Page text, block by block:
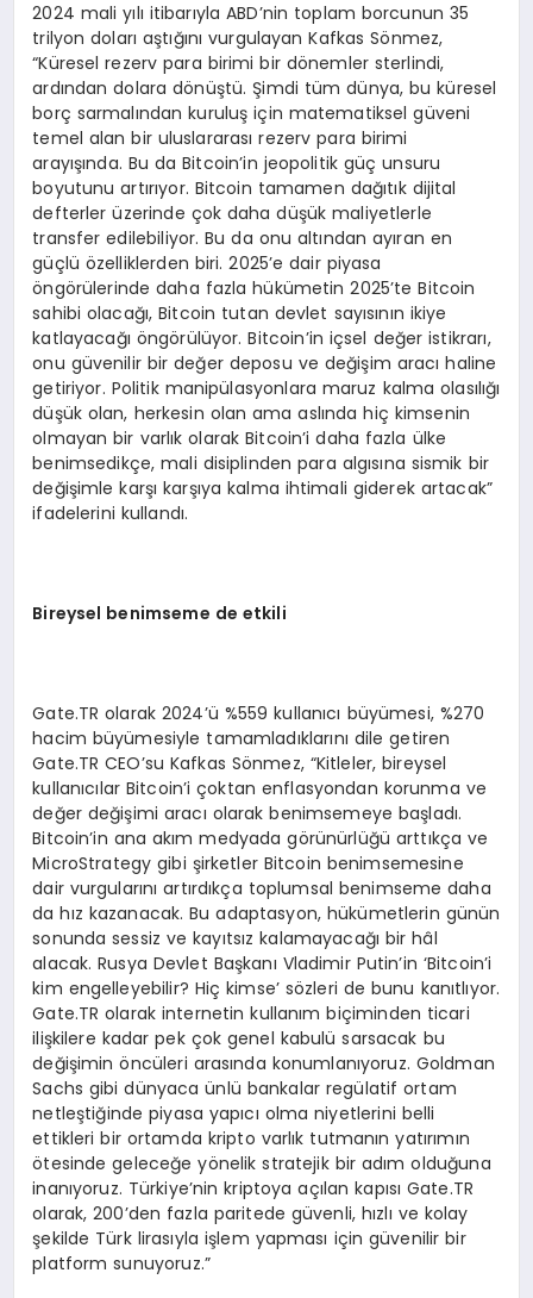
2024 mali yılı itibarıyla ABD’nin toplam borcunun 35
trilyon doları aştığını vurgulayan Kafkas Sönmez,
“Küresel rezerv para birimi bir dönemler sterlindi,
ardından dolara dönüştü. Şimdi tüm dünya, bu küresel
borç sarmalından kuruluş için matematiksel güveni
temel alan bir uluslararası rezerv para birimi
arayışında. Bu da Bitcoin’in jeopolitik güç unsuru
boyutunu artırıyor. Bitcoin tamamen dağıtık dijital
defterler üzerinde çok daha düşük maliyetlerle
transfer edilebiliyor. Bu da onu altından ayıran en
güçlü özelliklerden biri. 2025’e dair piyasa
öngörülerinde daha fazla hükümetin 2025’te Bitcoin
sahibi olacağı, Bitcoin tutan devlet sayısının ikiye
katlayacağı öngörülüyor. Bitcoin’in içsel değer istikrarı,
onu güvenilir bir değer deposu ve değişim aracı haline
getiriyor. Politik manipülasyonlara maruz kalma olasılığı
düşük olan, herkesin olan ama aslında hiç kimsenin
olmayan bir varlık olarak Bitcoin’i daha fazla ülke
benimsedikçe, mali disiplinden para algısına sismik bir
değişimle karşı karşıya kalma ihtimali giderek artacak”
ifadelerini kullandı.
Bireysel benimseme de etkili
Gate.TR olarak 2024’ü %559 kullanıcı büyümesi, %270
hacim büyümesiyle tamamladıklarını dile getiren
Gate.TR CEO’su Kafkas Sönmez, “Kitleler, bireysel
kullanıcılar Bitcoin’i çoktan enflasyondan korunma ve
değer değişimi aracı olarak benimsemeye başladı.
Bitcoin’in ana akım medyada görünürlüğü arttıkça ve
MicroStrategy gibi şirketler Bitcoin benimsemesine
dair vurgularını artırdıkça toplumsal benimseme daha
da hız kazanacak. Bu adaptasyon, hükümetlerin günün
sonunda sessiz ve kayıtsız kalamayacağı bir hâl
alacak. Rusya Devlet Başkanı Vladimir Putin’in ‘Bitcoin’i
kim engelleyebilir? Hiç kimse’ sözleri de bunu kanıtlıyor.
Gate.TR olarak internetin kullanım biçiminden ticari
ilişkilere kadar pek çok genel kabulü sarsacak bu
değişimin öncüleri arasında konumlanıyoruz. Goldman
Sachs gibi dünyaca ünlü bankalar regülatif ortam
netleştiğinde piyasa yapıcı olma niyetlerini belli
ettikleri bir ortamda kripto varlık tutmanın yatırımın
ötesinde geleceğe yönelik stratejik bir adım olduğuna
inanıyoruz. Türkiye’nin kriptoya açılan kapısı Gate.TR
olarak, 200’den fazla paritede güvenli, hızlı ve kolay
şekilde Türk lirasıyla işlem yapması için güvenilir bir
platform sunuyoruz.”